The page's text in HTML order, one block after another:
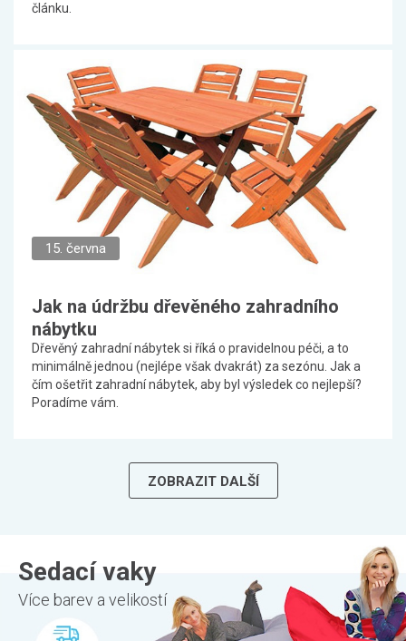
článku.
15. června
Jak na údržbu dřevěného zahradního
nábytku
Dřevěný zahradní nábytek si říká o pravidelnou péči, a to
minimálně jednou (nejlépe však dvakrát) za sezónu. Jak a
čím ošetřit zahradní nábytek, aby byl výsledek co nejlepší?
Poradíme vám.
ZOBRAZIT DALŠÍ
Sedací vaky
Více barev a velikostí